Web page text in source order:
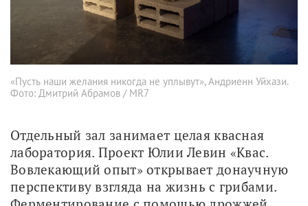
«Пусть наши желания никогда не уплывут», Андриенн Уйхази.
Фото: Дмитрий Абрамов / MR7
Отдельный зал занимает целая квасная
лаборатория. Проект Юлии Левин «Квас.
Вовлекающий опыт» открывает донаучную
перспективу взгляда на жизнь с грибами.